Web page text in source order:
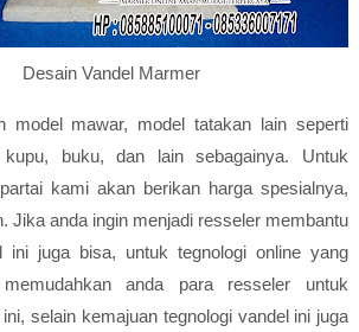
Desain Vandel Marmer
model mawar, model tatakan lain seperti
buku, dan lain sebagainya. Untuk
kami akan berikan harga spesialnya,
Jika anda ingin menjadi resseler membantu
ini juga bisa, untuk tegnologi online yang
anda para resseler untuk
selain kemajuan tegnologi vandel ini juga